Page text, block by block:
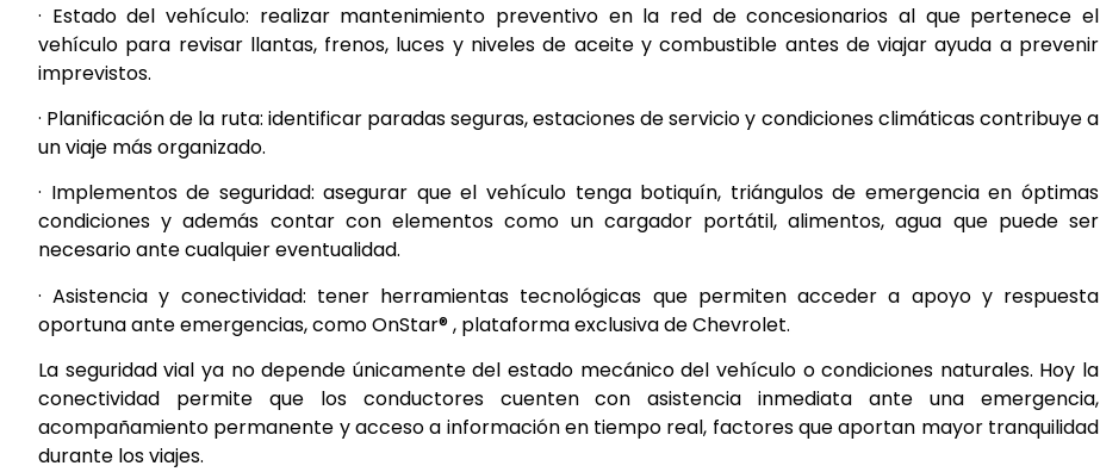
· Estado del vehículo: realizar mantenimiento preventivo en la red de concesionarios al que pertenece el
vehículo para revisar llantas, frenos, luces y niveles de aceite y combustible antes de viajar ayuda a prevenir
imprevistos.
· Planificación de la ruta: identificar paradas seguras, estaciones de servicio y condiciones climáticas contribuye a
un viaje más organizado.
· Implementos de seguridad: asegurar que el vehículo tenga botiquín, triángulos de emergencia en óptimas
condiciones y además contar con elementos como un cargador portátil, alimentos, agua que puede ser
necesario ante cualquier eventualidad.
· Asistencia y conectividad: tener herramientas tecnológicas que permiten acceder a apoyo y respuesta
oportuna ante emergencias, como OnStar® , plataforma exclusiva de Chevrolet.
La seguridad vial ya no depende únicamente del estado mecánico del vehículo o condiciones naturales. Hoy la
conectividad permite que los conductores cuenten con asistencia inmediata ante una emergencia,
acompañamiento permanente y acceso a información en tiempo real, factores que aportan mayor tranquilidad
durante los viajes.